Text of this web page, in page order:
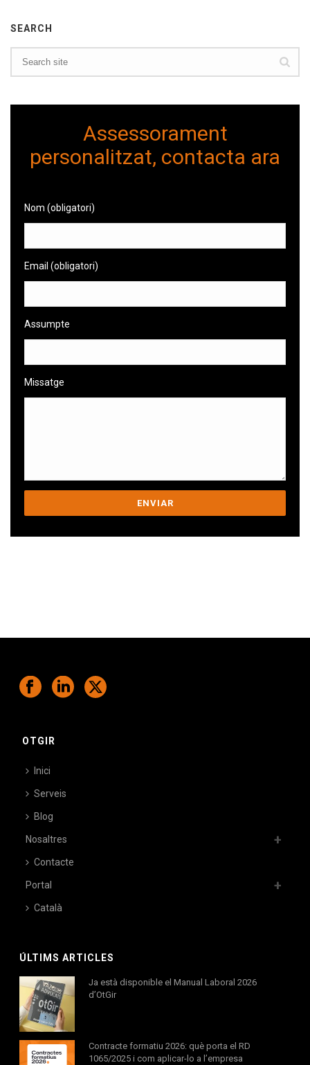
SEARCH
Assessorament
personalitzat, contacta ara
Nom (obligatori)
Email (obligatori)
Assumpte
Missatge
OTGIR
Inici
Serveis
Blog
Nosaltres
Contacte
Portal
Català
ÚLTIMS ARTICLES
Ja està disponible el Manual Laboral 2026
d’OtGir
Contracte formatiu 2026: què porta el RD
1065/2025 i com aplicar-lo a l’empresa